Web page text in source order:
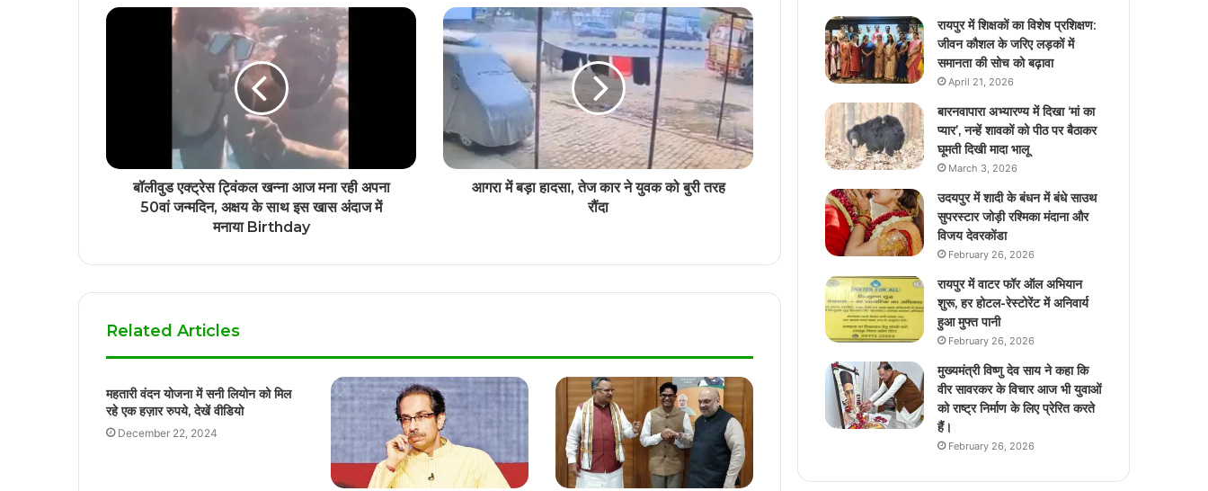
Ravi Naik Passes Away: गोवा के पूर्व सीएम
रवि नाइक का 79 वर्ष की आयु में हुआ निधन
भिंड कलेक्टर संजीव श्रीवास्तव का तबादला, BJP
विधायक नरेंद्र सिंह कुशवाह से विवाद के 34 दिन
बाद ट्रांसफर
कोरबा में तेज रफ्तार कार ने एक बाइक सवार को
मालिनी ने किया कंफर्म
दिल्ली में लाल किला के पास हुए धमाके के बाद का
वीडियो है, कई गाड़ियां इसकी चपेट में आई हैं
बॉलीवुड एक्‍ट्रेस ट्विंकल खन्‍ना आज मना रही अपना
50वां जन्‍मदिन, अक्षय के साथ इस खास अंदाज में
मनाया Birthday
आगरा में बड़ा हादसा, तेज कार ने युवक को बुरी तरह
रौंदा
Related Articles
महतारी वंदन योजना में सनी लियोन को मिल
रहे एक हज़ार रुपये, देखें वीडियो
December 22, 2024
रायपुर में शिक्षकों का विशेष प्रशिक्षण:
जीवन कौशल के जरिए लड़कों में
समानता की सोच को बढ़ावा
April 21, 2026
बारनवापारा अभ्यारण्य में दिखा ‘मां का
प्यार’, नन्हें शावकों को पीठ पर बैठाकर
घूमती दिखी मादा भालू
March 3, 2026
उदयपुर में शादी के बंधन में बंधे साउथ
सुपरस्टार जोड़ी रश्मिका मंदाना और
विजय देवरकोंडा
February 26, 2026
रायपुर में वाटर फॉर ऑल अभियान
शुरू, हर होटल-रेस्टोरेंट में अनिवार्य
हुआ मुफ्त पानी
February 26, 2026
मुख्यमंत्री विष्णु देव साय ने कहा कि
वीर सावरकर के विचार आज भी युवाओं
को राष्ट्र निर्माण के लिए प्रेरित करते
हैं।
February 26, 2026